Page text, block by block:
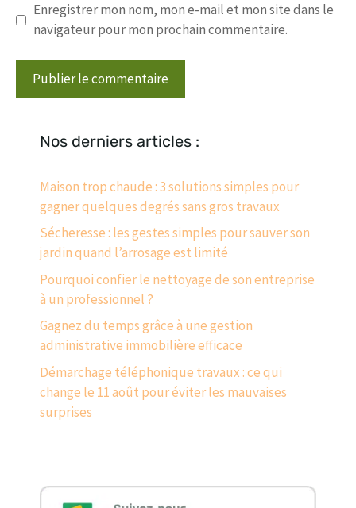
Enregistrer mon nom, mon e-mail et mon site dans le
navigateur pour mon prochain commentaire.
Nos derniers articles :
Maison trop chaude : 3 solutions simples pour
gagner quelques degrés sans gros travaux
Sécheresse : les gestes simples pour sauver son
jardin quand l’arrosage est limité
Pourquoi confier le nettoyage de son entreprise
à un professionnel ?
Gagnez du temps grâce à une gestion
administrative immobilière efficace
Démarchage téléphonique travaux : ce qui
change le 11 août pour éviter les mauvaises
surprises